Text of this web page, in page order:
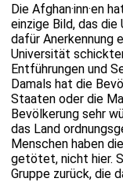
Die Afghan·inn·en
einzige Bild, das
dafür Anerkennung
Universität
Entführungen und
Damals hat die
Staaten oder die
Bevölkerung sehr
das Land
Menschen haben
getötet, nicht hier.
Gruppe zurück, die